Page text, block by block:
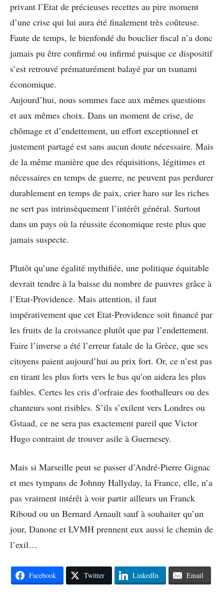
privant l’Etat de précieuses recettes au pire moment
d’une crise qui lui aura été finalement très coûteuse.
Faute de temps, le bienfondé du bouclier fiscal n’a donc
jamais pu être confirmé ou infirmé puisque ce dispositif
s’est retrouvé prématurément balayé par un tsunami
économique.
Aujourd’hui, nous sommes face aux mêmes questions
et aux mêmes choix. Dans un moment de crise, de
chômage et d’endettement, un effort exceptionnel et
justement partagé est sans aucun doute nécessaire. Mais
de la même manière que des réquisitions, légitimes et
nécessaires en temps de guerre, ne peuvent pas perdurer
durablement en temps de paix, crier haro sur les riches
ne sert pas intrinsèquement l’intérêt général. Surtout
dans un pays où la réussite économique reste plus que
jamais suspecte.
Plutôt qu’une égalité mythifiée, une politique équitable
devrait tendre à la baisse du nombre de pauvres grâce à
l’Etat-Providence. Mais attention, il faut
impérativement que cet Etat-Providence soit financé par
les fruits de la croissance plutôt que par l’endettement.
Faire l’inverse a été l’erreur fatale de la Grèce, que ses
citoyens paient aujourd’hui au prix fort. Or, ce n’est pas
en tirant les plus forts vers le bas qu’on aidera les plus
faibles. Certes les cris d’orfraie des footballeurs ou des
chanteurs sont risibles. S’ils s’exilent vers Londres ou
Gstaad, ce ne sera pas exactement pareil que Victor
Hugo contraint de trouver asile à Guernesey.
Mais si Marseille peut se passer d’André-Pierre Gignac
et mes tympans de Johnny Hallyday, la France, elle, n’a
pas vraiment intérêt à voir partir ailleurs un Franck
Riboud ou un Bernard Arnault sauf à souhaiter qu’un
jour, Danone et LVMH prennent eux aussi le chemin de
l’exil…
Facebook Twitter LinkedIn Email